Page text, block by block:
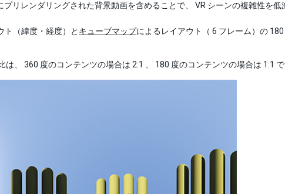
リレンダリングされた背景動画を含めることで、 VR シーンの複雑性を低
ト（緯度・経度）と キューブマップによるレイアウト（ 6 フレーム）の
、 360 度のコンテンツの場合は 2:1 、 180 度のコンテンツの場合は 1:1 で